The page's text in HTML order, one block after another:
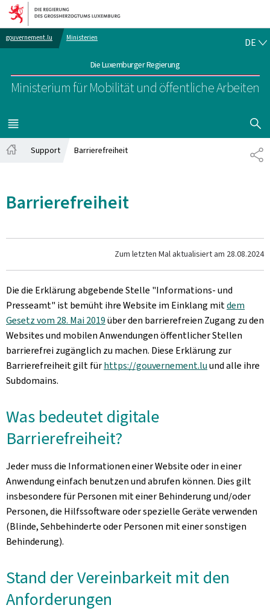
Zur Hauptnavigation
Zum Inhalt
gouvernement.lu Ministerien
Die Luxemburger Regierung
Ministerium für Mobilität und öffentliche Arbeiten
DE
MENÜ
HAUPT-
Support Barrierefreiheit
Barrierefreiheit
Zum letzten Mal aktualisiert am 28.08.2024
Die die Erklärung abgebende Stelle "Informations- und
Presseamt" ist bemüht ihre Website im Einklang mitdem
Gesetz vom 28. Mai 2019über den barrierefreien Zugang zu den
Websites und mobilen Anwendungen öffentlicher Stellen
barrierefrei zugänglich zu machen. Diese Erklärung zur
Barrierefreiheit gilt fürhttps://gouvernement.luund alle ihre
Subdomains.
Was bedeutet digitale
Barrierefreiheit?
Jeder muss die Informationen einer Website oder in einer
Anwendung einfach benutzen und abrufen können. Dies gilt
insbesondere für Personen mit einer Behinderung und/oder
Personen, die Hilfssoftware oder spezielle Geräte verwenden
(Blinde, Sehbehinderte oder Personen mit einer sonstigen
Behinderung).
Stand der Vereinbarkeit mit den
Anforderungen